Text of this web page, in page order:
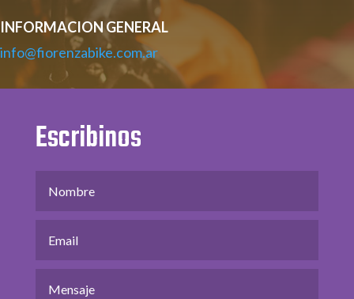
INFORMACION GENERAL
info@fiorenzabike.com.ar
Escribinos